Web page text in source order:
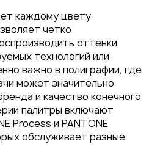
для выставок
к выборам 2026
каждому цвету
четко
оттенки
технологий или
важно в полиграфии, где
может значительно
и качество конечного
палитры включают
Process и PANTONE
обслуживает разные